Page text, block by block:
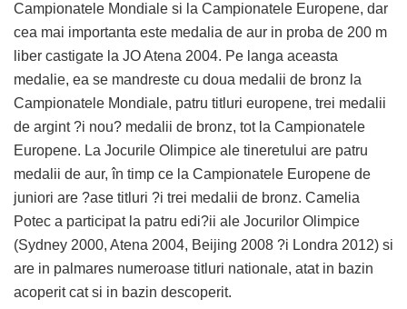
Campionatele Mondiale si la Campionatele Europene, dar
cea mai importanta este medalia de aur in proba de 200 m
liber castigate la JO Atena 2004. Pe langa aceasta
medalie, ea se mandreste cu doua medalii de bronz la
Campionatele Mondiale, patru titluri europene, trei medalii
de argint ?i nou? medalii de bronz, tot la Campionatele
Europene. La Jocurile Olimpice ale tineretului are patru
medalii de aur, în timp ce la Campionatele Europene de
juniori are ?ase titluri ?i trei medalii de bronz. Camelia
Potec a participat la patru edi?ii ale Jocurilor Olimpice
(Sydney 2000, Atena 2004, Beijing 2008 ?i Londra 2012) si
are in palmares numeroase titluri nationale, atat in bazin
acoperit cat si in bazin descoperit.